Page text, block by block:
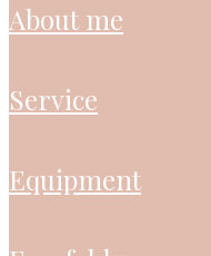
about me
service
equipment